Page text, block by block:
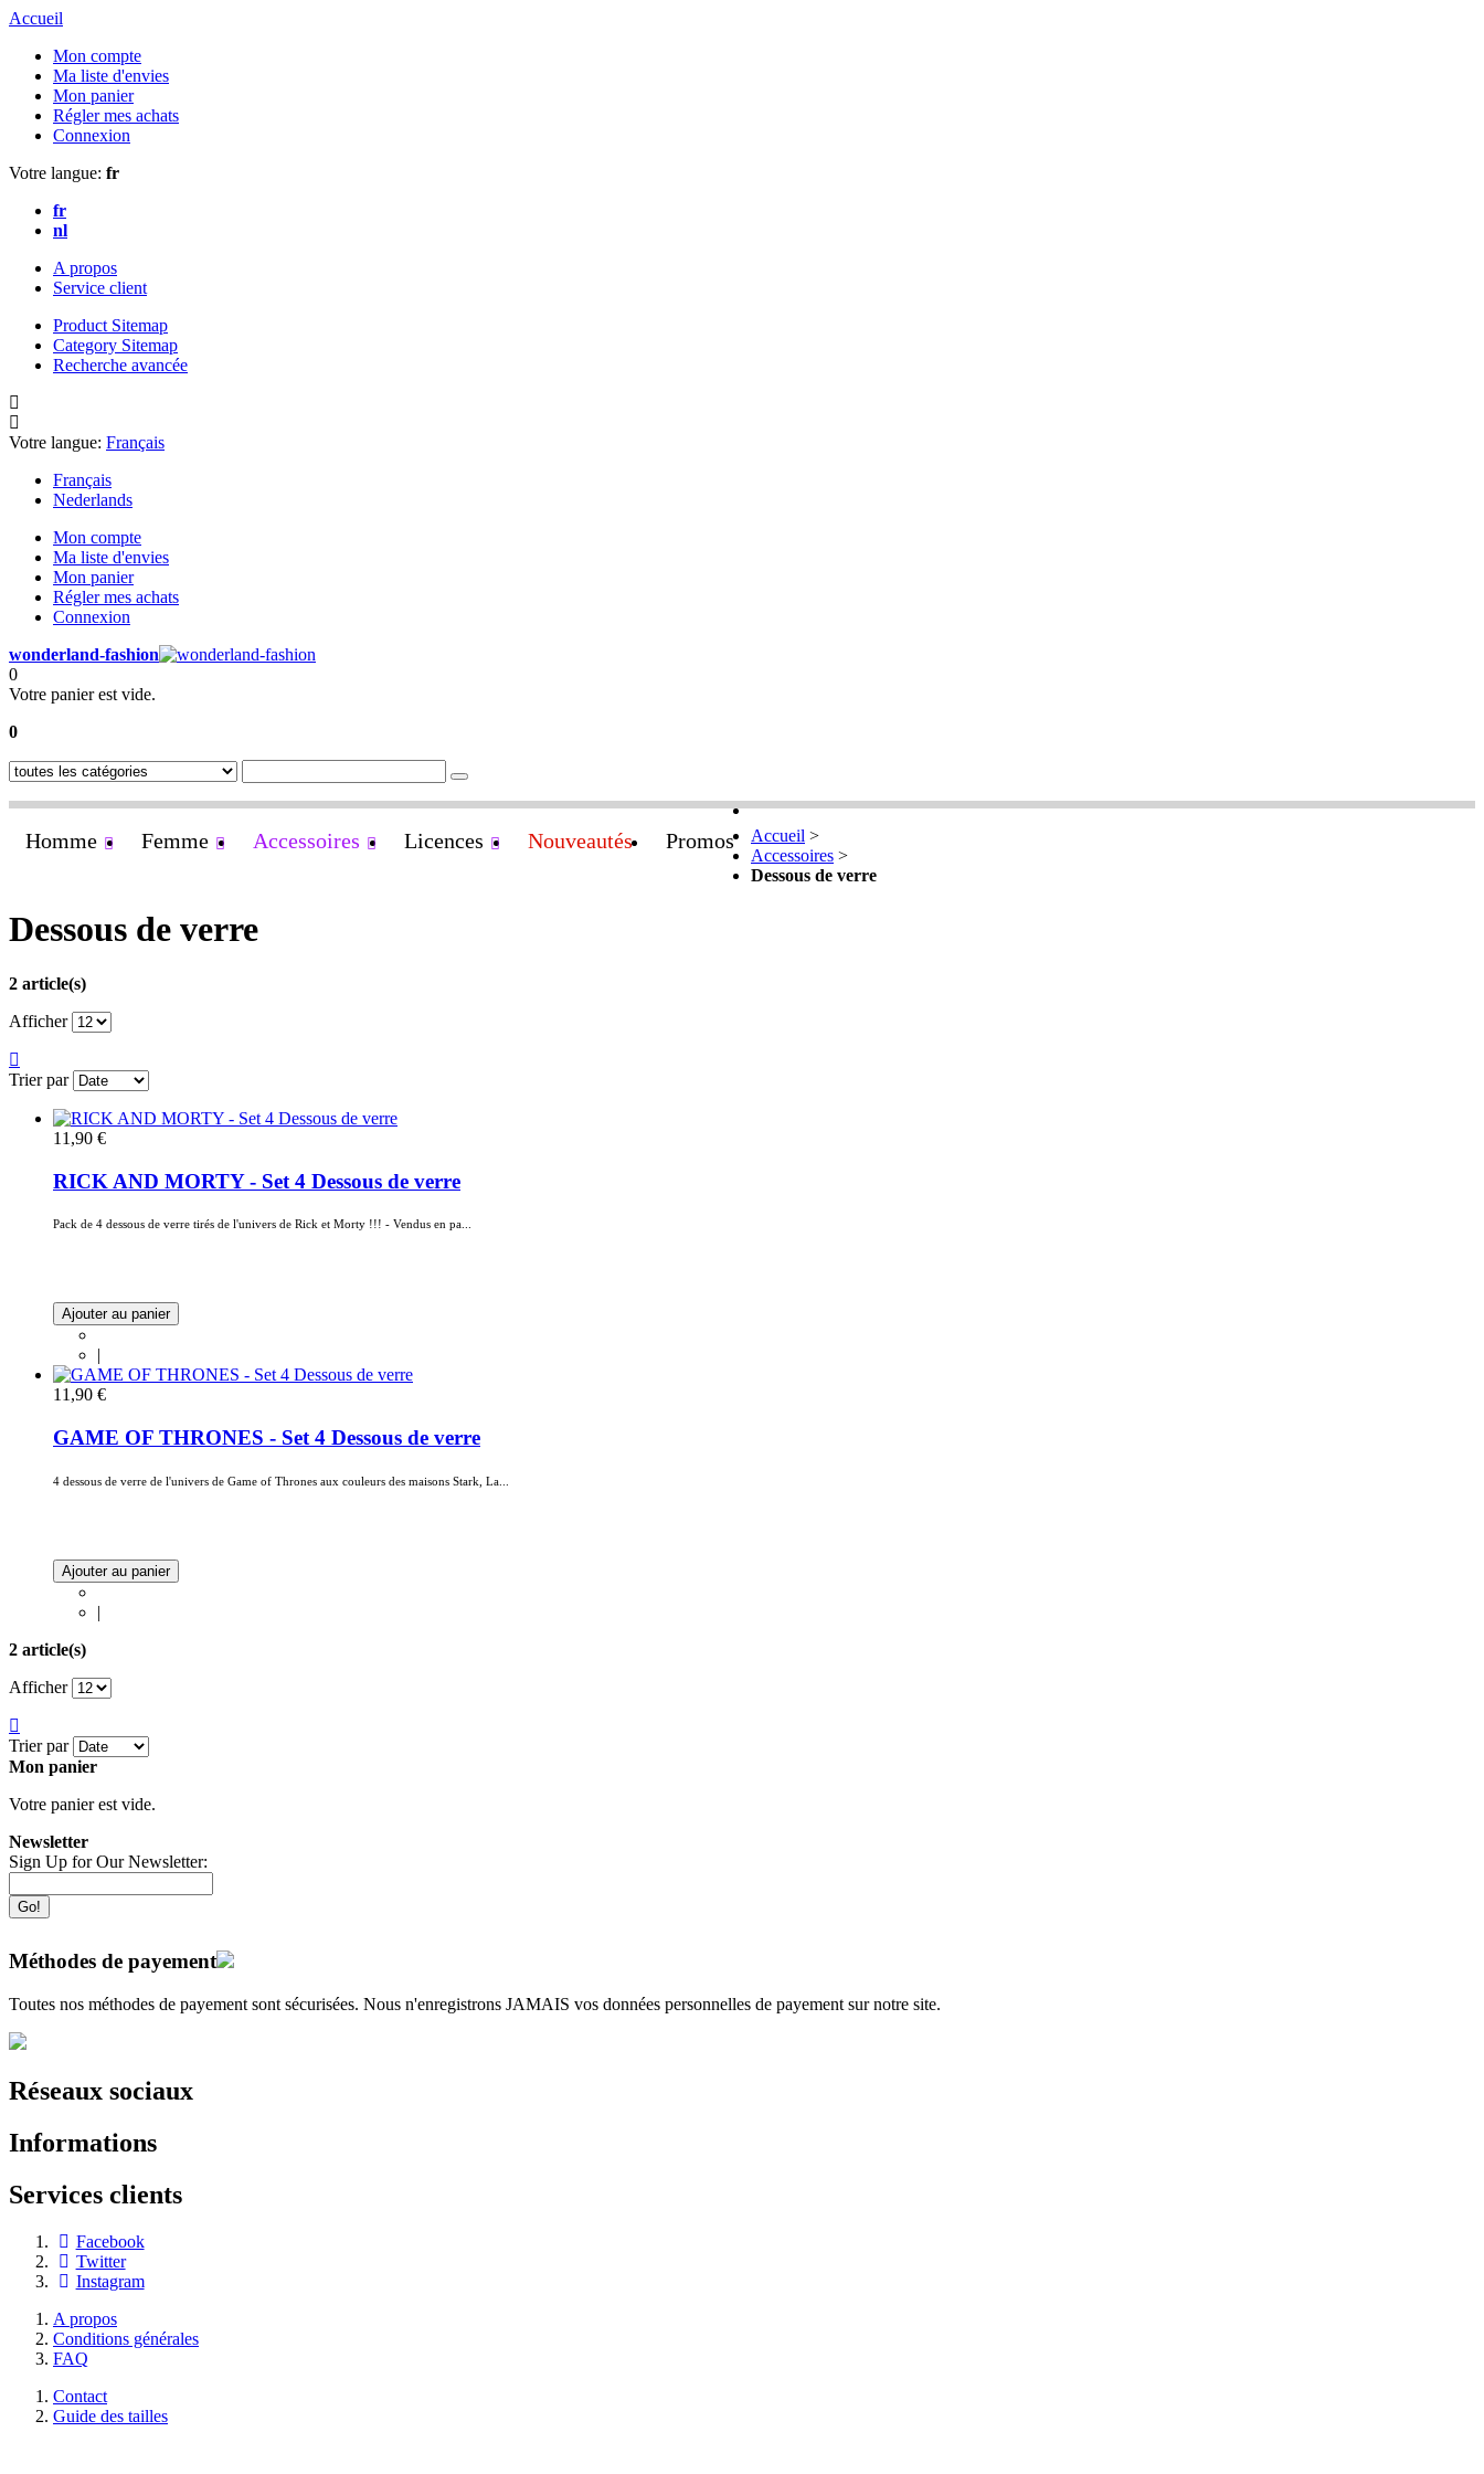
Accueil
Mon compte
Ma liste d'envies
Mon panier
Régler mes achats
Connexion
Votre langue: fr
fr
nl
A propos
Service client
Product Sitemap
Category Sitemap
Recherche avancée
Votre langue: Français
Français
Nederlands
Mon compte
Ma liste d'envies
Mon panier
Régler mes achats
Connexion
wonderland-fashion
0
Votre panier est vide.
0
Homme Femme Accessoires Licences Nouveautés Promos Accueil >
Accessoires >
Dessous de verre
Dessous de verre
2 article(s)
Afficher
Trier par
11,90 €
RICK AND MORTY - Set 4 Dessous de verre
Pack de 4 dessous de verre tirés de l'univers de Rick et Morty !!! - Vendus en pa...
Ajouter au panier
|
11,90 €
GAME OF THRONES - Set 4 Dessous de verre
4 dessous de verre de l'univers de Game of Thrones aux couleurs des maisons Stark, La...
Ajouter au panier
|
2 article(s)
Afficher
Trier par
Mon panier
Votre panier est vide.
Newsletter
Sign Up for Our Newsletter:
Go!
Méthodes de payement
Toutes nos méthodes de payement sont sécurisées. Nous n'enregistrons JAMAIS vos données personnelles de payement sur notre site.
Réseaux sociaux
Informations
Services clients
Facebook
Twitter
Instagram
A propos
Conditions générales
FAQ
Contact
Guide des tailles